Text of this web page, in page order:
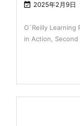
 2025年2月9日
O`Reilly Learning
in Action, Second